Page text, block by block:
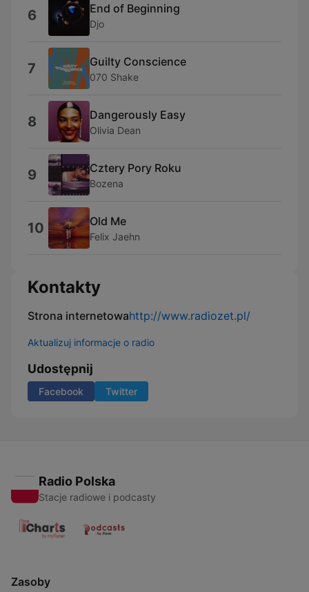
6 End of Beginning
Djo
7 Guilty Conscience
070 Shake
8 Dangerously Easy
Olivia Dean
9 Cztery Pory Roku
Bozena
10 Old Me
Felix Jaehn
Kontakty
Strona internetowahttp://www.radiozet.pl/
Aktualizuj informacje o radio
Udostępnij
Facebook Twitter
Radio Polska
Stacje radiowe i podcasty
Zasoby